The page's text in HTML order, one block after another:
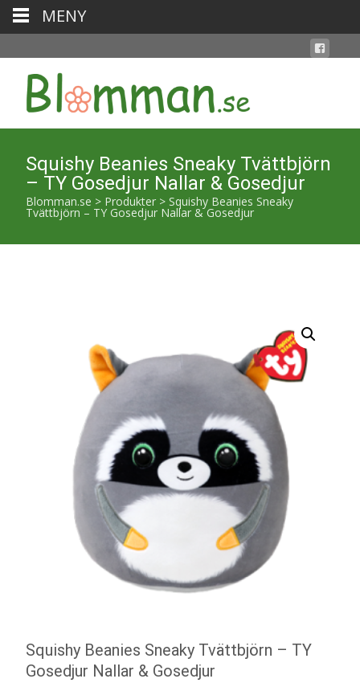
Squishy Beanies Sneaky Tvättbjörn
– TY Gosedjur Nallar & Gosedjur
Blomman.se > Produkter > Squishy Beanies Sneaky
Tvättbjörn – TY Gosedjur Nallar & Gosedjur
Squishy Beanies Sneaky Tvättbjörn – TY
Gosedjur Nallar & Gosedjur
MENY